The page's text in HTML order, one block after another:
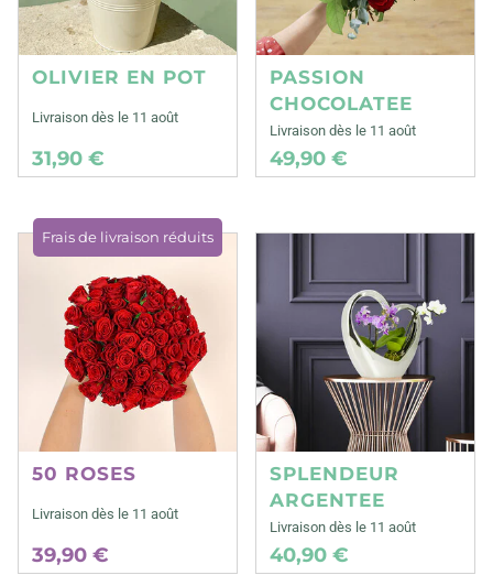
OLIVIER EN POT
Livraison dès le 11 août
31,90 €
PASSION
CHOCOLATEE
Livraison dès le 11 août
49,90 €
Frais de livraison réduits
50 ROSES
Livraison dès le 11 août
39,90 €
SPLENDEUR
ARGENTEE
Livraison dès le 11 août
40,90 €